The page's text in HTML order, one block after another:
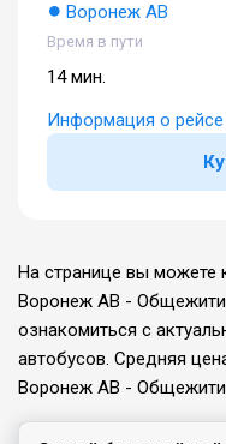
Воронеж АВ
Время в пути
14 мин.
Информация о рейсе
На странице вы можете
Воронеж АВ -
ознакомиться с
автобусов. Средняя
Воронеж АВ -